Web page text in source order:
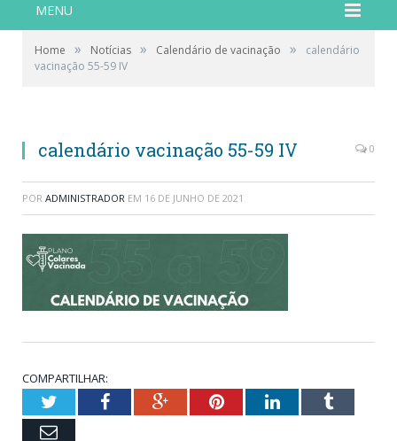
MENU
Home » Notícias » Calendário de vacinação »
calendário
vacinação 55-59 IV
calendário vacinação 55-59 IV 0
POR ADMINISTRADOR EM 16 DE JUNHO DE 2021
COMPARTILHAR:
TwitterFacebookGoogle+PinterestLinkedInTumblr
Email